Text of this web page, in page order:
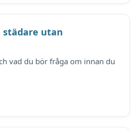
städare utan
vad du bör fråga om innan du